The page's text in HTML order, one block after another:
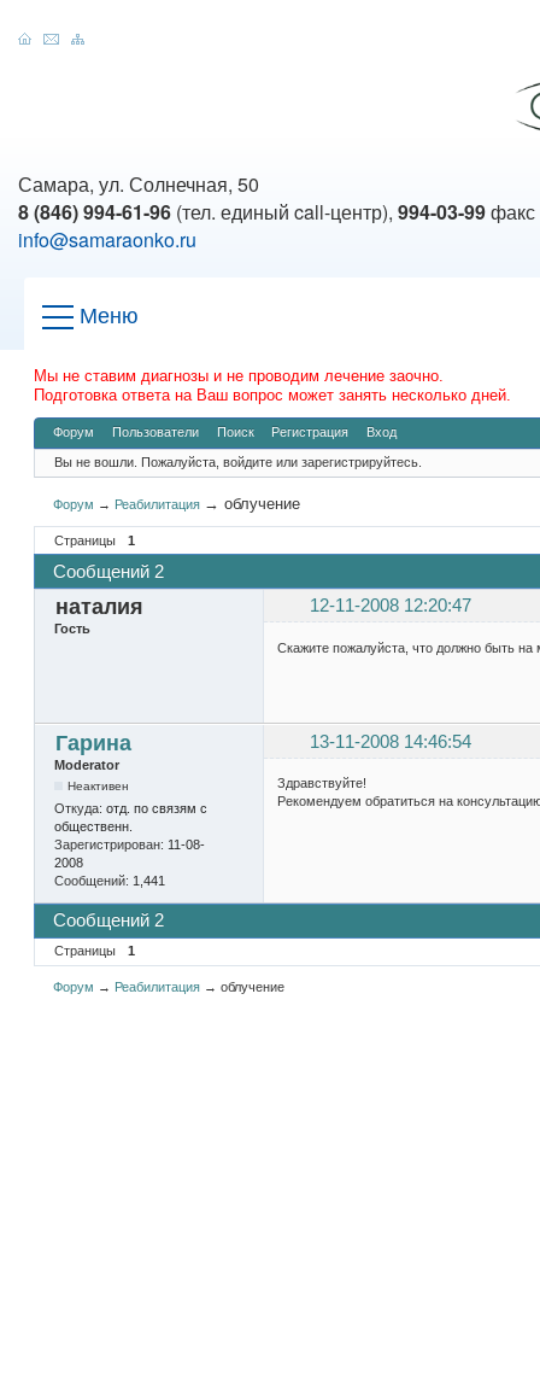
Самара, ул. Солнечная, 50
8 (846) 994-61-96 (тел. единый call-центр), 994-03-99факс
info@samaraonko.ru
Меню
Мы не ставим диагнозы и не проводим лечение заочно.
Подготовка ответа на Ваш вопрос может занять несколько дней.
Форум Пользователи Поиск Регистрация Вход
Вы не вошли. Пожалуйста, войдите или зарегистрируйтесь.
Форум → Реабилитация →облучение
Страницы 1
Сообщений 2
наталия 12-11-2008 12:20:47
Гость
Скажите пожалуйста, что должно быть на
Гарина 13-11-2008 14:46:54
Moderator
Неактивен
Откуда: отд. по связям с
общественн.
Зарегистрирован: 11-08-
2008
Сообщений: 1,441
Здравствуйте!
Рекомендуем обратиться на
Сообщений 2
Страницы 1
Форум → Реабилитация →облучение